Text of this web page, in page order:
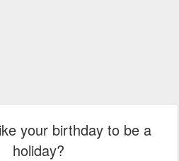
your birthday to be a
holiday?